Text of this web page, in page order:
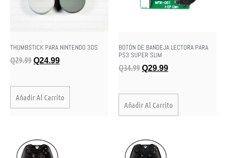
THUMBSTICK PARA NINTENDO 3DS
Q29.99 Q24.99
Añadir Al Carrito
BOTÓN DE BANDEJA LECTORA PARA
PS3 SUPER SLIM
Q34.99 Q29.99
Añadir Al Carrito